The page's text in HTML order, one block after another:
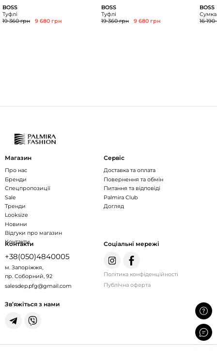
BOSS
Туфлі
19 360 грн
9 680 грн
BOSS
Туфлі
19 360 грн
9 680 грн
BOSS
16
Магазин
Про нас
Бренди
Спецпропозиції
Sale
Тренди
Looksize
Новини
Відгуки про магазин
Контакти
Сервіс
Доставка та оплата
Повернення та обмін
Питання та відповіді
Palmira Club
Догляд
Контакти
+38(050)4840005
м. Запоріжжя,
пр. Соборний, 92
salesdep.pfg@gmail.com
Зв’яжіться з нами
Соціальні мережі
Політика конфіденційності
Публічна оферта